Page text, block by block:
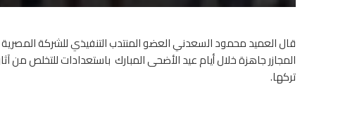
قال العميد محمود السعدني العضو المنتدب التنفيذي للشركة المصرية
المجازر جاهزة خلال أيام عيد الأضحى المبارك باستعدادات للتخلص من
تركها.